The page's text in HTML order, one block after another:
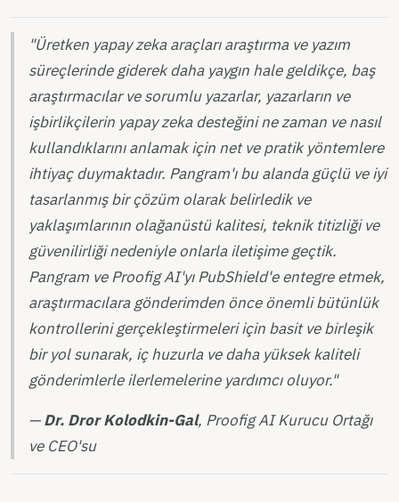
"Üretken yapay zeka araçları araştırma ve yazım
süreçlerinde giderek daha yaygın hale geldikçe, baş
araştırmacılar ve sorumlu yazarlar, yazarların ve
işbirlikçilerin yapay zeka desteğini ne zaman ve nasıl
kullandıklarını anlamak için net ve pratik yöntemlere
ihtiyaç duymaktadır. Pangram'ı bu alanda güçlü ve iyi
tasarlanmış bir çözüm olarak belirledik ve
yaklaşımlarının olağanüstü kalitesi, teknik titizliği ve
güvenilirliği nedeniyle onlarla iletişime geçtik.
Pangram ve Proofig AI'yı PubShield'e entegre etmek,
araştırmacılara gönderimden önce önemli bütünlük
kontrollerini gerçekleştirmeleri için basit ve birleşik
bir yol sunarak, iç huzurla ve daha yüksek kaliteli
gönderimlerle ilerlemelerine yardımcı oluyor."
—Dr. Dror Kolodkin-Gal, Proofig AI Kurucu Ortağı
ve CEO'su